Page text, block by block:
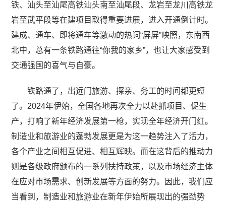
铁、汕头至汕尾高铁汕头南至汕尾段、龙岩至龙川高铁龙
岩至武平段等在建项目取得重要进展，进入开通倒计时。
建成、通车、即将通车等激动的热词“屏屏”映照，东南西
北中，总有一条铁路通往“你我的家乡”，也让大家感受到
交通强国的喜气与自豪。
铁路通了，出远门旅游、探亲、务工的时间都更短
了。2024年伊始，全国各地再次全力以赴抓项目、促生
产，打响了新年经济发展第一枪，实现全年经济开门红。
制造业和旅游业的蓬勃发展更是为这一趋势注入了活力，
各个产业之间相互促进、相互辉映。而在这背后的推动力
则是各级政府颁布的一系列扶持政策，以及市场经济主体
在应对市场需求、创新发展等方面的努力。因此，我们应
当看到，制造业和旅游业在新年伊始所展现出的强劲势